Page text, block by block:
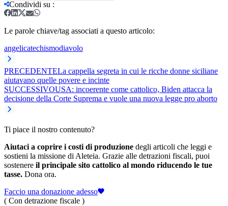
Condividi su :
Le parole chiave/tag associati a questo articolo:
angelicatechismodiavolo
PRECEDENTELa cappella segreta in cui le ricche donne siciliane
aiutavano quelle povere e incinte
SUCCESSIVOUSA: incoerente come cattolico, Biden attacca la
decisione della Corte Suprema e vuole una nuova legge pro aborto
Ti piace il nostro contenuto?
Aiutaci a coprire i costi di produzione degli articoli che leggi e
sostieni la missione di Aleteia. Grazie alle detrazioni fiscali, puoi
sostenere il principale sito cattolico al mondo riducendo le tue
tasse. Dona ora.
Faccio una donazione adesso
( Con detrazione fiscale )